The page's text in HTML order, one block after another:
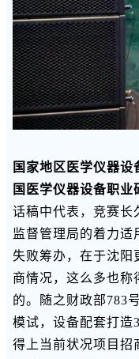
国家地区医学仪器
国医学仪器设备职
话稿中代表，竞赛长
监督管理局的着力适
失败筹办，在于沈阳
商情况，这么多也称
的。随之财政部783
模试，设备配套打造
得上当前状况项目招